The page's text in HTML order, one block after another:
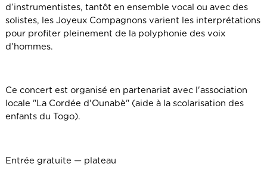
d’instrumentistes, tantôt en ensemble vocal ou avec des
solistes, les Joyeux Compagnons varient les interprétations
pour profiter pleinement de la polyphonie des voix
d’hommes.
Ce concert est organisé en partenariat avec l'association
locale "La Cordée d'Ounabè" (aide à la scolarisation des
enfants du Togo).
Entrée gratuite — plateau